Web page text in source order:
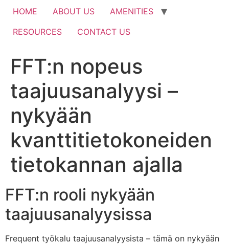
HOME ABOUT US
AMENITIES
RESOURCES
CONTACT US
FFT:n nopeus
taajuusanalyysi –
nykyään
kvanttitietokoneiden
tietokannan ajalla
FFT:n rooli nykyään
taajuusanalyysissa
Frequent työkalu taajuusanalyysista – tämä on nykyään